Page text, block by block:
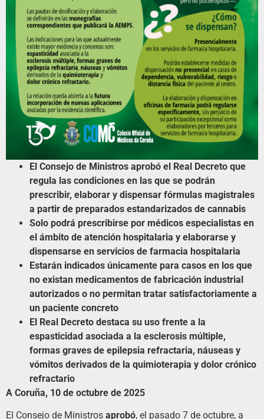
El Consejo de Ministros aprobó el Real Decreto que
regula las condiciones en las que se podrán
prescribir, elaborar y dispensar fórmulas magistrales
a partir de preparados estandarizados de cannabis
Solo podrá prescribirse por médicos especialistas en
el ámbito de atención hospitalaria y elaborarse y
dispensarse en servicios de farmacia hospitalaria
Estarán indicados únicamente para casos en los que
no existan medicamentos de fabricación industrial
autorizados o no permitan tratar satisfactoriamente a
un paciente concreto
El Real Decreto destaca su uso frente a la
espasticidad asociada a la esclerosis múltiple,
formas graves de epilepsia refractaria, náuseas y
vómitos derivados de la quimioterapia y dolor crónico
refractario
A Coruña, 10 de octubre de 2025
El Consejo de Ministros aprobó, el pasado 7 de octubre, a